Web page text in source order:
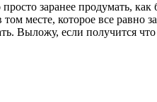
заранее продумать,
том месте, которое все равно
Выложу, если получится что